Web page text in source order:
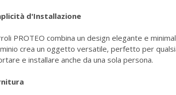
d'Installazione
PROTEO combina un design elegante e
crea un oggetto versatile, perfetto per
e installare anche da una sola persona.